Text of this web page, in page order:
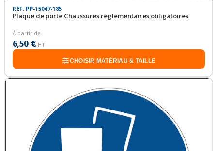
RÉF. PP-15047-185
Plaque de porte Chaussures règlementaires obligatoires
À partir de
6,50 € HT
CHOISIR MATÉRIAU & TAILLE